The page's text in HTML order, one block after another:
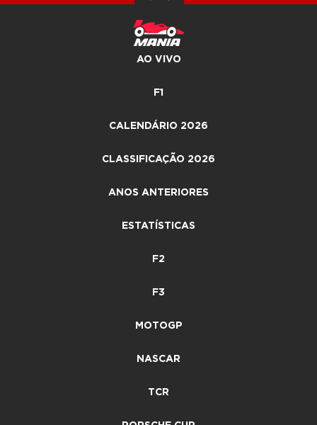
AO VIVO
F1
CALENDÁRIO 2026
CLASSIFICAÇÃO 2026
ANOS ANTERIORES
ESTATÍSTICAS
F2
F3
MOTOGP
NASCAR
TCR